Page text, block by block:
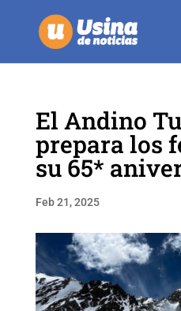
El Andino
prepara los
su 65*
Feb 21, 2025